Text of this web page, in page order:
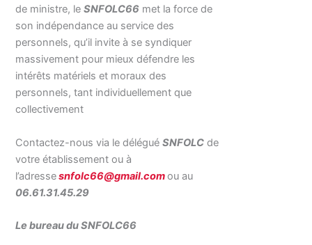
de ministre, leSNFOLC66 met la force de
son indépendance au service des
personnels, qu’il invite à se syndiquer
massivement pour mieux défendre les
intérêts matériels et moraux des
personnels, tant individuellement que
collectivement
Contactez-nous via le déléguéSNFOLC de
votre établissement ou à
l’adressesnfolc66@gmail.comou au
06.61.31.45.29
Le bureau du SNFOLC66